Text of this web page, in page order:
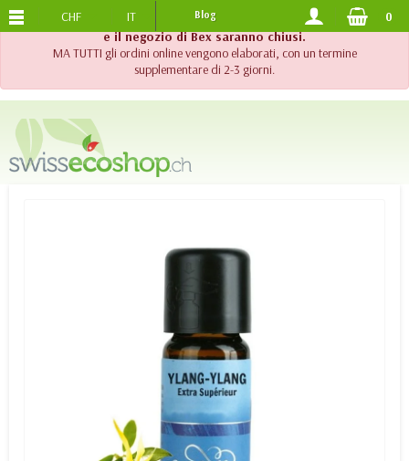
!! Importante !! Fino al 20 agosto 2026, l'assistenza telefonica
e il negozio di Bex saranno chiusi.
MA TUTTI gli ordini online vengono elaborati, con un termine
supplementare di 2-3 giorni.
SPEDIZIONE GRATUITADA 120.-
CHF IT Blog 0